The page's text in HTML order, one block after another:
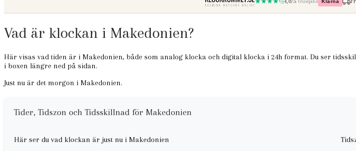
– betala med
Vad är klockan i Makedonien?
Här visas vad tiden är i Makedonien, både som analog klocka och digital klocka i 24h format. Du ser
i boxen längre ned på sidan.
Just nu är det morgon i Makedonien.
Tider, Tidszon och Tidsskillnad för Makedonien
Här ser du vad klockan är just nu i Makedonien